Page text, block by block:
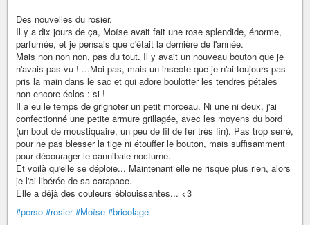
Des nouvelles du rosier.
Il y a dix jours de ça, Moïse avait fait une rose splendide, énorme,
parfumée, et je pensais que c'était la dernière de l'année.
Mais non non non, pas du tout. Il y avait un nouveau bouton que je
n'avais pas vu ! ...Moi pas, mais un insecte que je n'ai toujours pas
pris la main dans le sac et qui adore boulotter les tendres pétales
non encore éclos : si !
Il a eu le temps de grignoter un petit morceau. Ni une ni deux, j'ai
confectionné une petite armure grillagée, avec les moyens du bord
(un bout de moustiquaire, un peu de fil de fer très fin). Pas trop serré,
pour ne pas blesser la tige ni étouffer le bouton, mais suffisamment
pour décourager le cannibale nocturne.
Et voilà qu'elle se déploie... Maintenant elle ne risque plus rien, alors
je l'ai libérée de sa carapace.
Elle a déjà des couleurs éblouissantes... <3
#perso #rosier #Moïse #bricolage